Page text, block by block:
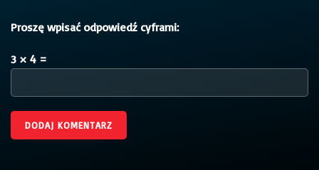
Proszę wpisać odpowiedź cyframi:
3 × 4 =